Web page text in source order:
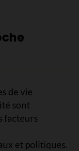
de vie
sont
facteurs
et politiques.